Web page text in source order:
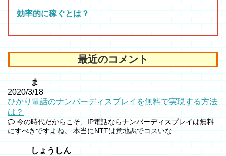
効率的に稼ぐとは？
最近のコメント
ま
2020/3/18
ひかり電話のナンバーディスプレイを無料で実現する方法
は？
今の時代だからこそ、IP電話ならナンバーディスプレイは無料
にすべきですよね。 本当にNTTは意地悪でコスいな...
しょうしん